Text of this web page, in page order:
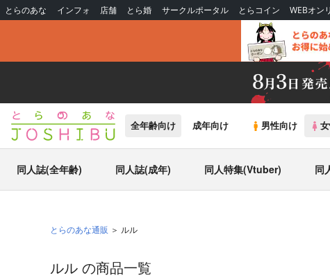
とらのあな インフォ 店舗 とら婚 サークルポータル とらコイン WEBオン
全年齢向け 成年向け 男性向け
同人誌(全年齢) 同人誌(成年) 同人特集(Vtuber) 同
とらのあな通販 ルル
ルル の商品一覧